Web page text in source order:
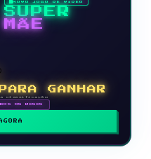
NOVO JOGO DE VÍDEO
SUPER
MÃE
GANHAR
classificação
OS MESES